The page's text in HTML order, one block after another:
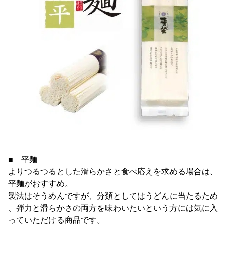
■ 平麺
よりつるつるとした滑らかさと食べ応えを求める場合は、
平麺がおすすめ。
製法はそうめんですが、分類としてはうどんに当たるため
、弾力と滑らかさの両方を味わいたいという方には気に入
っていただける商品です。